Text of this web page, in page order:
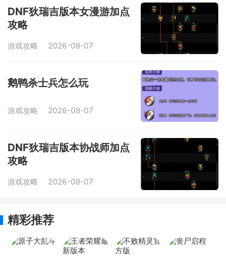
DNF狄瑞吉版本女漫游加点
攻略
游戏攻略 2026-08-07
鹅鸭杀士兵怎么玩
游戏攻略 2026-08-07
DNF狄瑞吉版本协战师加点
攻略
游戏攻略 2026-08-07
精彩推荐